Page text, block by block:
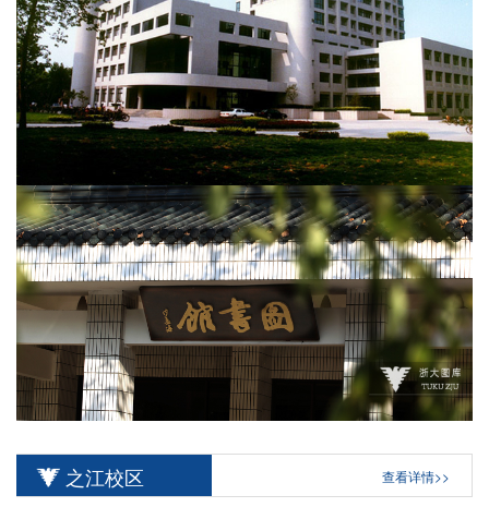
之江校区 查看详情>>